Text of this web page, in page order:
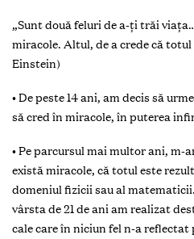
„Sunt două feluri de a-ţi trăi
miracole. Altul, de a crede că
Einstein)
• De peste 14 ani, am decis să
să cred în miracole, în puterea
• Pe parcursul mai multor ani, m-
există miracole, că totul este
domeniul fizicii sau al
vârsta de 21 de ani am realizat
cale care în niciun fel n-a